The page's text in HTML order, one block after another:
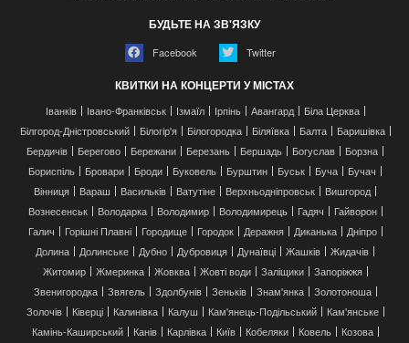
БУДЬТЕ НА ЗВ'ЯЗКУ
Facebook Twitter
КВИТКИ НА КОНЦЕРТИ У МІСТАХ
Іванків Івано-Франківськ Ізмаїл Ірпінь Авангард
Біла Церква
Білгород-Дністровський
Білогір'я Білогородка Біляївка Балта
Баришівка
Бердичів
Берегово Бережани Березань Бершадь Богуслав
Борзна
Бориспіль
Бровари Броди Буковель Бурштин Буськ Буча
Бучач
Вінниця
Вараш Васильків Ватутіне Верхньодніпровськ
Вишгород
Вознесенськ
Володарка Володимир Володимирець Гадяч
Гайворон
Галич
Горішні Плавні Городище Городок Деражня Диканька
Дніпро
Долина
Долинське Дубно Дубровиця Дунаївці Жашків
Жидачів
Житомир
Жмеринка Жовква Жовті води Заліщики
Запоріжжя
Звенигородка
Звягель Здолбунів Зеньків Знам'янка
Золотоноша
Золочів
Ківерці Калинівка Калуш Кам'янець-Подільський
Кам'янське
Камінь-Каширський
Канів Карлівка Київ Кобеляки Ковель
Козова